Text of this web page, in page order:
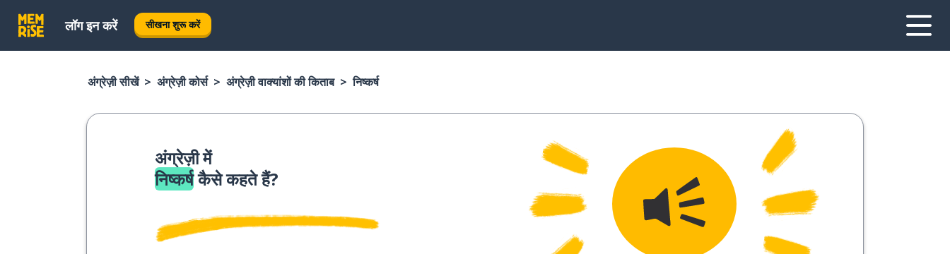
लॉग इन करें सीखना शुरू करें
अंग्रेज़ी सीखें अंग्रेज़ी कोर्स अंग्रेज़ी वाक्यांशों की किताब निष्कर्ष
अंग्रेज़ी में
निष्कर्षकैसे कहते हैं?